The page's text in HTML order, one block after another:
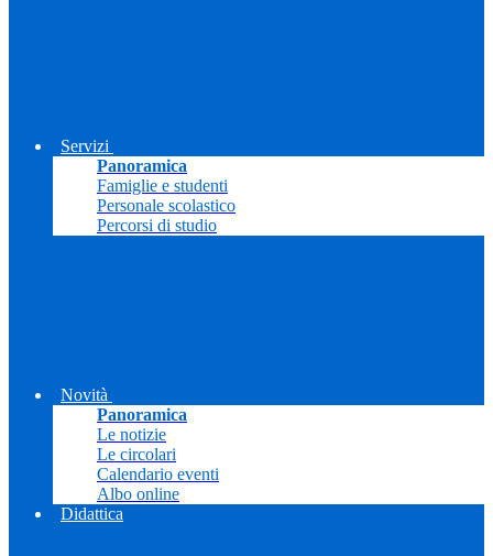
Servizi
Panoramica
Famiglie e studenti
Personale scolastico
Percorsi di studio
Novità
Panoramica
Le notizie
Le circolari
Calendario eventi
Albo online
Didattica